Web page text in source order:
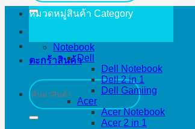
ตะกร้าสินค้า
ค้นหา:
หมวดหมู่สินค้า Category
Notebook
Dell
Dell Notebook
Dell 2 in 1
Dell Gamiing
Acer
Acer Notebook
Acer 2 in 1